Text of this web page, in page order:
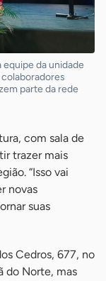
da unidade
parte da rede
com sala de
trazer mais
“Isso vai
novas
suas
Cedros, 677, no
do Norte, mas